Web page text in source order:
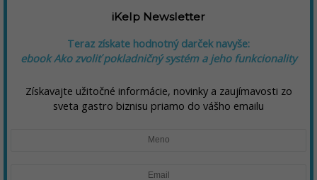
iKelp Newsletter
Teraz získate hodnotný darček navyše:
ebook Ako zvoliť pokladničný systém a jeho funkcionality
Získavajte užitočné informácie, novinky a zaujímavosti zo
sveta gastro biznisu priamo do vášho emailu